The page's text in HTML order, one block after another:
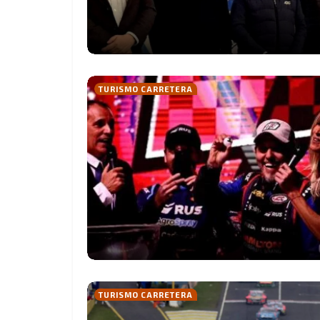
TURISMO CARRETERA
TURISMO CARRETERA